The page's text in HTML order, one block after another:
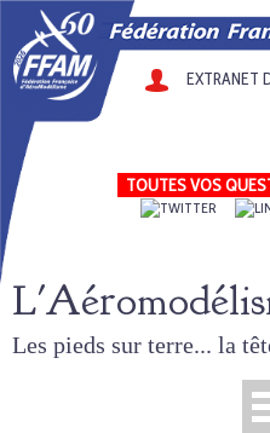
EXTRANET
TOUTES VOS
Les pieds sur terre... la